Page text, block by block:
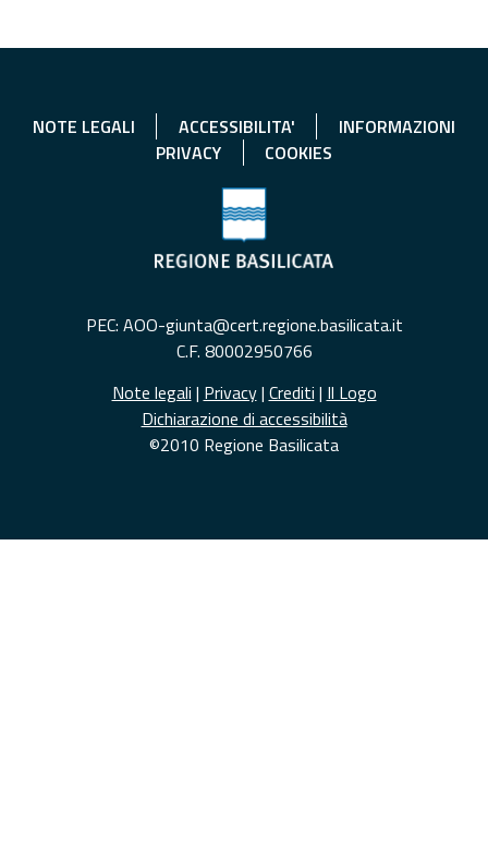
NOTE LEGALI ACCESSIBILITA'
INFORMAZIONI
PRIVACY
COOKIES
PEC: AOO-giunta@cert.regione.basilicata.it
C.F. 80002950766
Note legali | Privacy| Crediti | Il Logo
Dichiarazione di accessibilità
©2010 Regione Basilicata